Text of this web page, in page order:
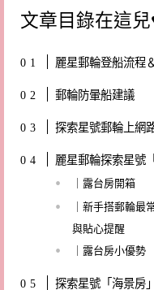
文章目錄在這
麗星郵輪登船流程
郵輪防暈船建議
探索星號郵輪上網
麗星郵輪探索星號
｜露台房開箱
｜新手搭郵輪最
與貼心提醒
｜露台房小優勢
探索星號「海景房